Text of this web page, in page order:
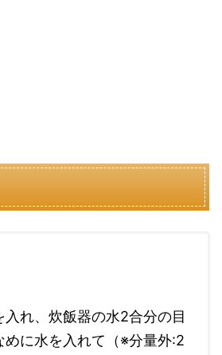
入れ、炊飯器の水2合分の目
めに水を入れて（※分量外:2